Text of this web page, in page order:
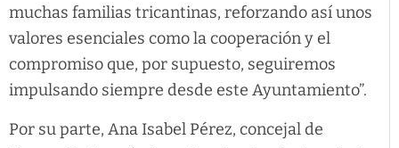
muchas familias tricantinas, reforzando así unos
valores esenciales como la cooperación y el
compromiso que, por supuesto, seguiremos
impulsando siempre desde este Ayuntamiento”.
Por su parte, Ana Isabel Pérez, concejal de